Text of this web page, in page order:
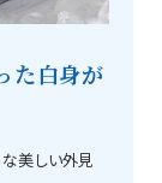
た白身が
な美しい外見